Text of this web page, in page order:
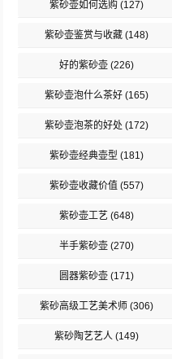
紫砂壶如何选购 (127)
紫砂壶鉴赏与收藏 (148)
好的紫砂壶 (226)
紫砂壶泡什么茶好 (165)
紫砂壶泡茶的好处 (172)
紫砂壶经典壶型 (181)
紫砂壶收藏价值 (557)
紫砂壶工艺 (648)
半手紫砂壶 (270)
圆器紫砂壶 (171)
紫砂高级工艺美术师 (306)
紫砂陶艺艺人 (149)